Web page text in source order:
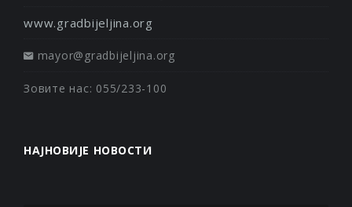
www.gradbijeljina.org
mayor@gradbijeljina.org
Зовите нас: 055/233-100
НАЈНОВИЈЕ НОВОСТИ